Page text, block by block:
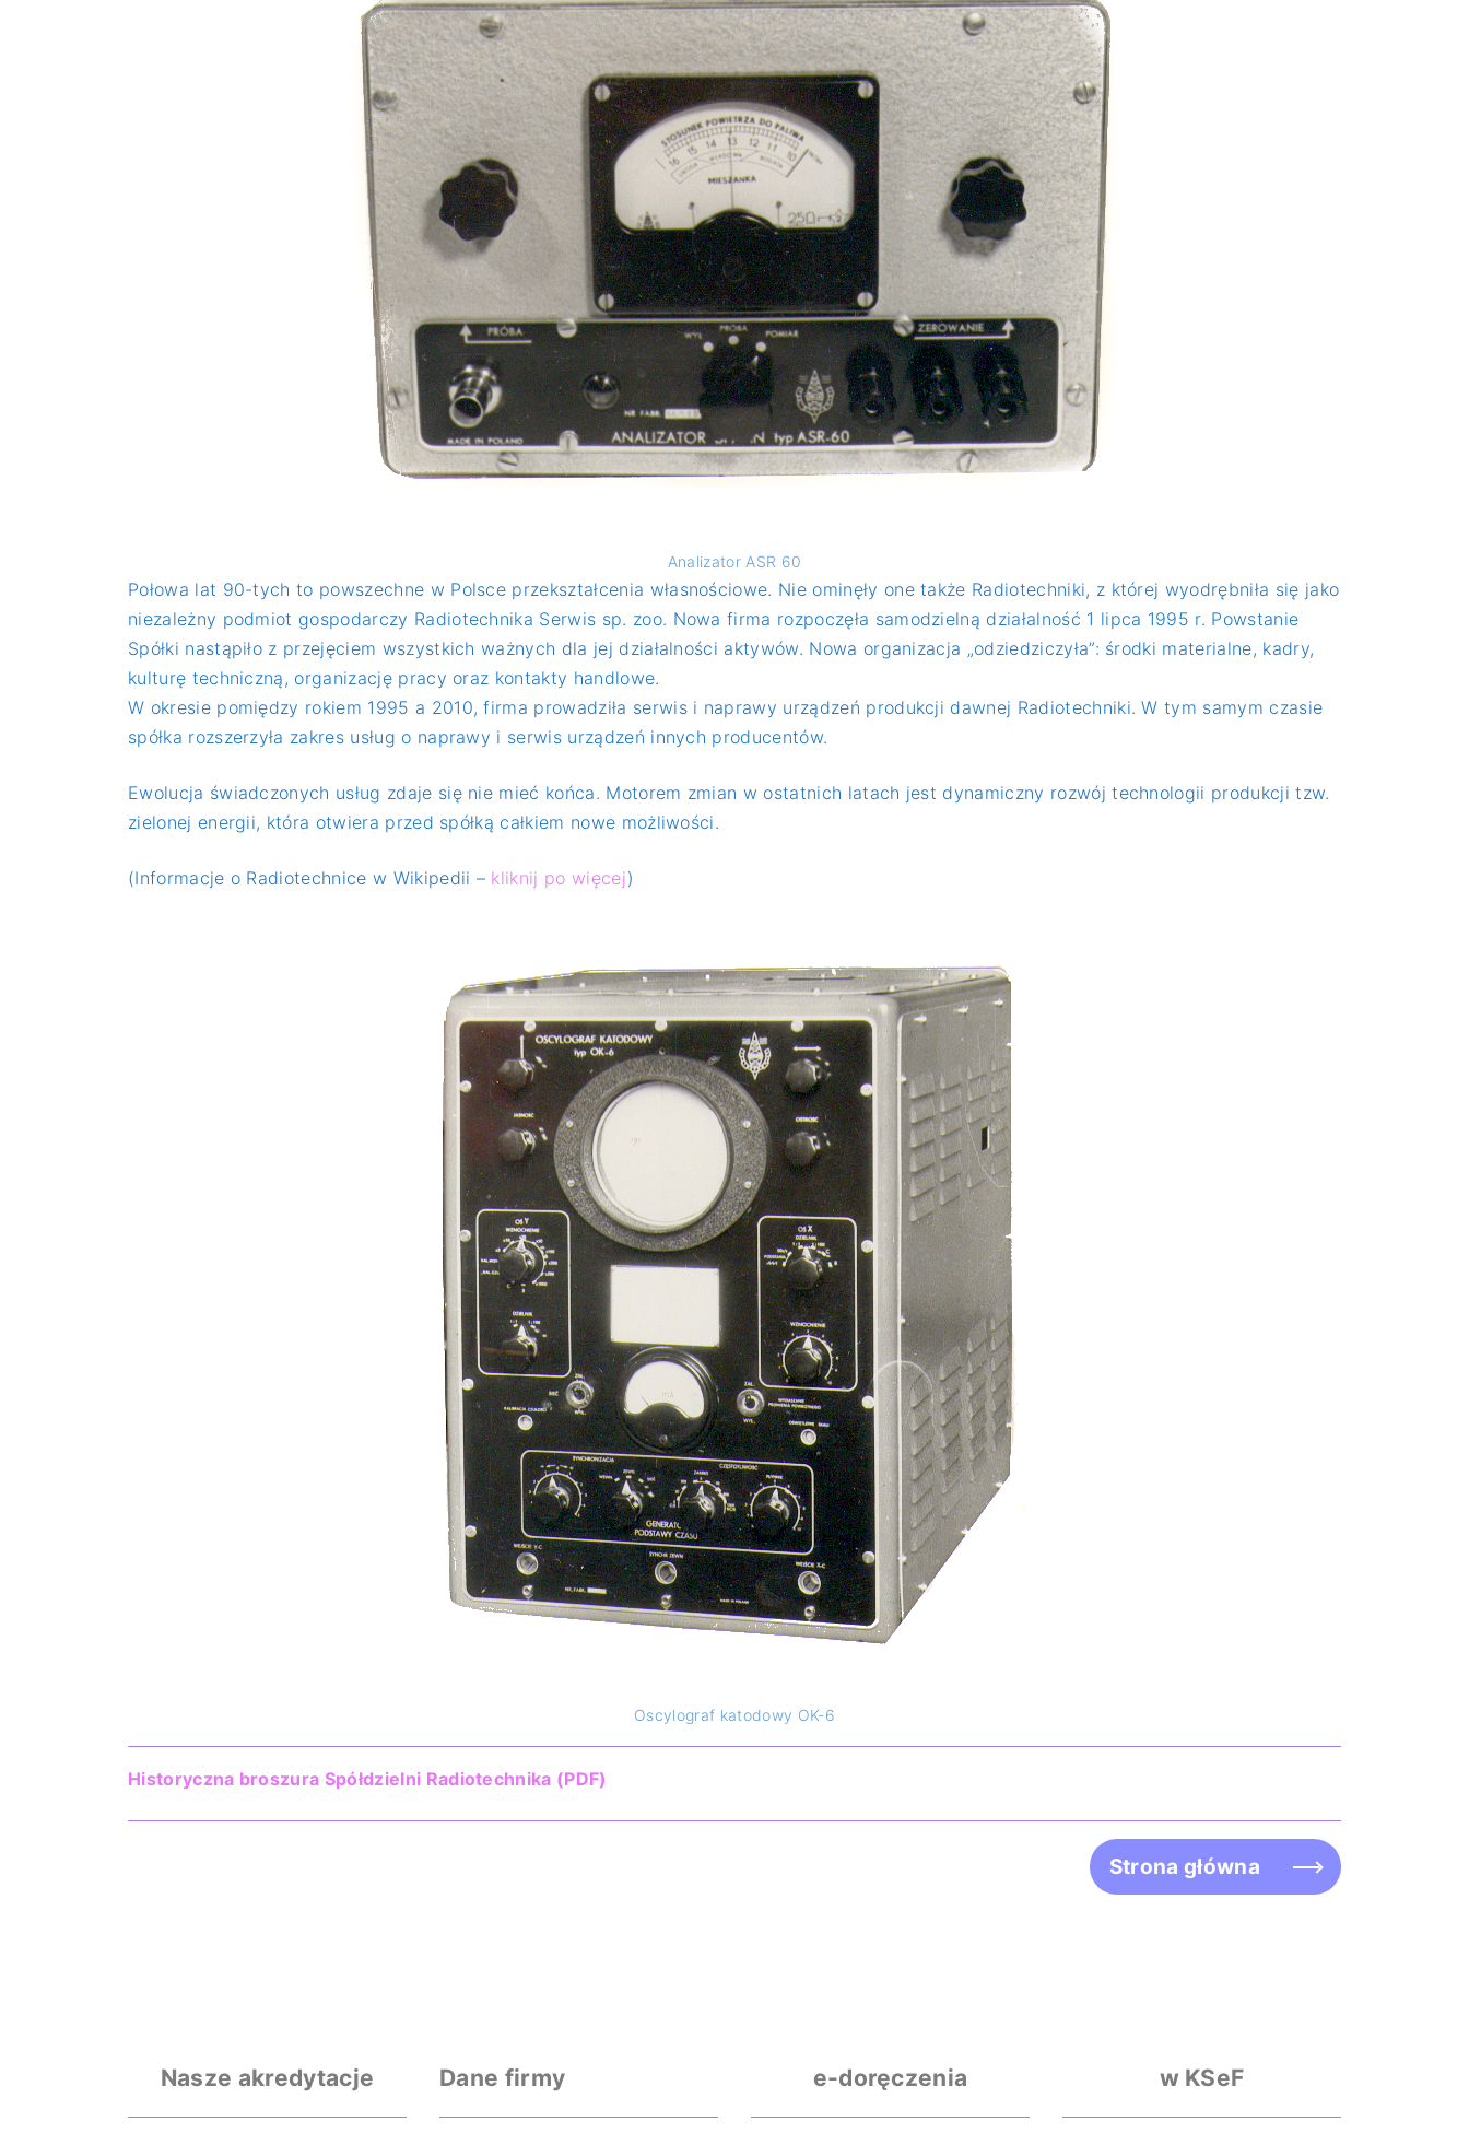
Analizator ASR 60
Połowa lat 90-tych to powszechne w Polsce przekształcenia własnościowe. Nie ominęły one także Radiotechniki, z której wyodrębniła się jako
niezależny podmiot gospodarczy Radiotechnika Serwis sp. zoo. Nowa firma rozpoczęła samodzielną działalność 1 lipca 1995 r. Powstanie
Spółki nastąpiło z przejęciem wszystkich ważnych dla jej działalności aktywów. Nowa organizacja „odziedziczyła”: środki materialne, kadry,
kulturę techniczną, organizację pracy oraz kontakty handlowe.
W okresie pomiędzy rokiem 1995 a 2010, firma prowadziła serwis i naprawy urządzeń produkcji dawnej Radiotechniki. W tym samym czasie
spółka rozszerzyła zakres usług o naprawy i serwis urządzeń innych producentów.
Ewolucja świadczonych usług zdaje się nie mieć końca. Motorem zmian w ostatnich latach jest dynamiczny rozwój technologii produkcji tzw.
zielonej energii, która otwiera przed spółką całkiem nowe możliwości.
(Informacje o Radiotechnice w Wikipedii – kliknij po więcej)
Oscylograf katodowy OK-6
Historyczna broszura Spółdzielni Radiotechnika (PDF)
Strona główna
Nasze akredytacje Dane firmy e-doręczenia w KSeF